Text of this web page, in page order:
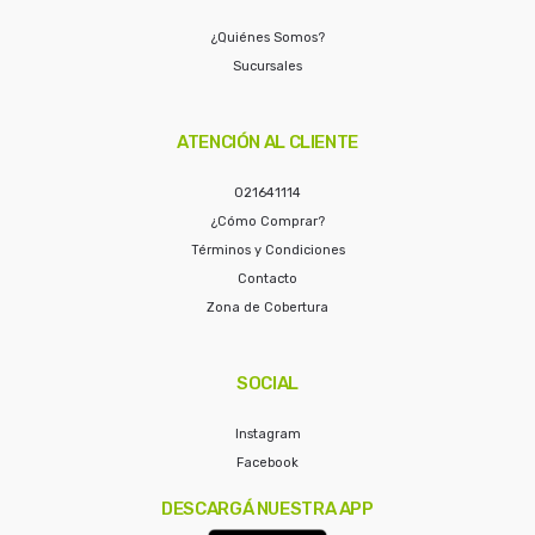
¿Quiénes Somos?
Sucursales
ATENCIÓN AL CLIENTE
021641114
¿Cómo Comprar?
Términos y Condiciones
Contacto
Zona de Cobertura
SOCIAL
Instagram
Facebook
DESCARGÁ NUESTRA APP